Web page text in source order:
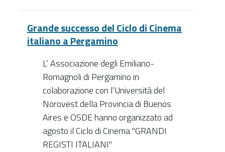
Grande successo del Ciclo di Cinema
italiano a Pergamino
L’ Associazione degli Emiliano-
Romagnoli di Pergamino in
colaborazione con l’Università del
Norovest della Provincia di Buenos
Aires e OSDE hanno organizzato ad
agosto il Ciclo di Cinema "GRANDI
REGISTI ITALIANI"